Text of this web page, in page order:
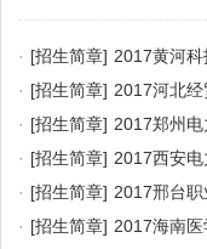
· [招生简章] 2017黄河
· [招生简章] 2017河北
· [招生简章] 2017郑州
· [招生简章] 2017西安
· [招生简章] 2017邢台
· [招生简章] 2017海南